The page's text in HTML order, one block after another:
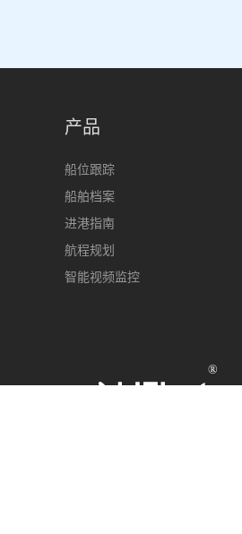
产品
船位跟踪
船舶档案
进港指南
航程规划
智能视频监控
®